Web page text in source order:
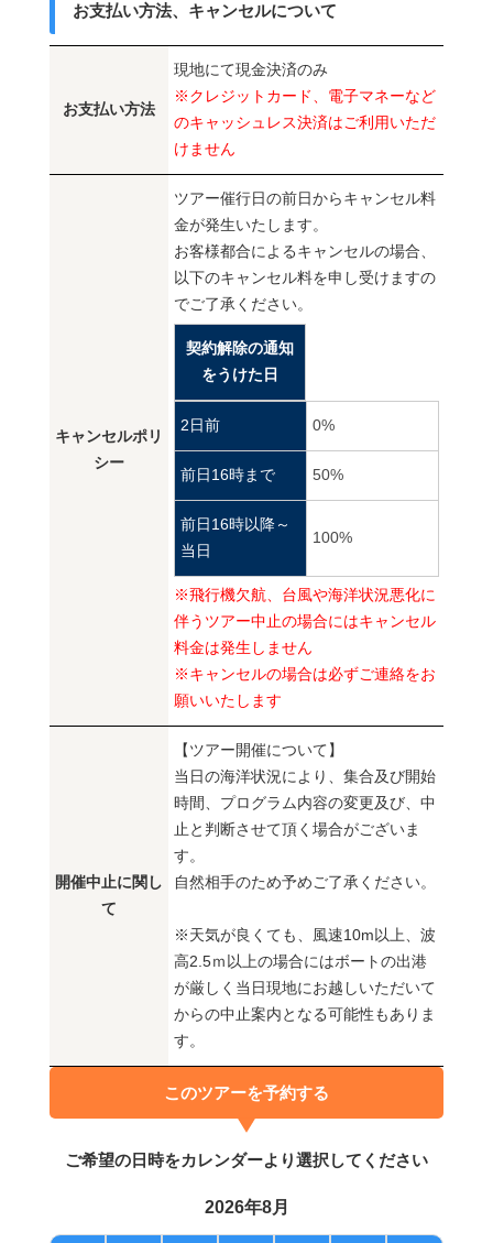
お支払い方法、キャンセルについて
お支払い方法
現地にて現金決済のみ
※クレジットカード、電子マネーなど
のキャッシュレス決済はご利用いただ
けません
キャンセルポリ
シー
ツアー催行日の前日からキャンセル料
金が発生いたします。
お客様都合によるキャンセルの場合、
以下のキャンセル料を申し受けますの
でご了承ください。
契約解除の通知
をうけた日
2日前 0%
前日16時まで 50%
前日16時以降～
当日
100%
※飛行機欠航、台風や海洋状況悪化に
伴うツアー中止の場合にはキャンセル
料金は発生しません
※キャンセルの場合は必ずご連絡をお
願いいたします
開催中止に関し
て
【ツアー開催について】
当日の海洋状況により、集合及び開始
時間、プログラム内容の変更及び、中
止と判断させて頂く場合がございま
す。
自然相手のため予めご了承ください。
※天気が良くても、風速10m以上、波
高2.5ｍ以上の場合にはボートの出港
が厳しく当日現地にお越しいただいて
からの中止案内となる可能性もありま
す。
このツアーを予約する
ご希望の日時をカレンダーより選択してください
2026年8月